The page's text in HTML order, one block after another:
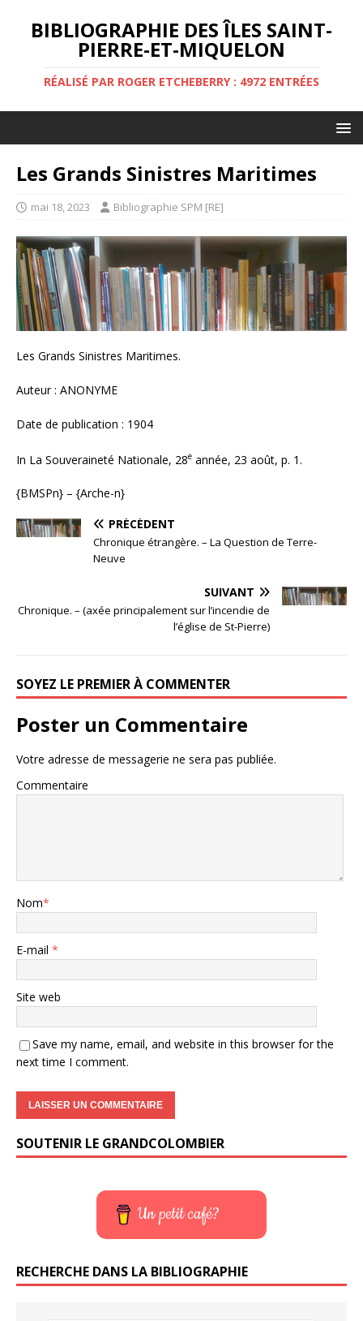
BIBLIOGRAPHIE DES ÎLES SAINT-
PIERRE-ET-MIQUELON
RÉALISÉ PAR ROGER ETCHEBERRY : 4972 ENTRÉES
Les Grands Sinistres Maritimes
mai 18, 2023 Bibliographie SPM [RE]
Les Grands Sinistres Maritimes.
Auteur : ANONYME
Date de publication : 1904
In La Souveraineté Nationale, 28e année, 23 août, p. 1.
{BMSPn} – {Arche-n}
PRÉCÉDENT
Chronique étrangère. – La Question de Terre-
Neuve
SUIVANT
Chronique. – (axée principalement sur l’incendie de
l’église de St-Pierre)
SOYEZ LE PREMIER À COMMENTER
Poster un Commentaire
Votre adresse de messagerie ne sera pas publiée.
Commentaire
Nom*
E-mail *
Site web
Save my name, email, and website in this browser for the
next time I comment.
SOUTENIR LE GRANDCOLOMBIER
Un petit café?
RECHERCHE DANS LA BIBLIOGRAPHIE